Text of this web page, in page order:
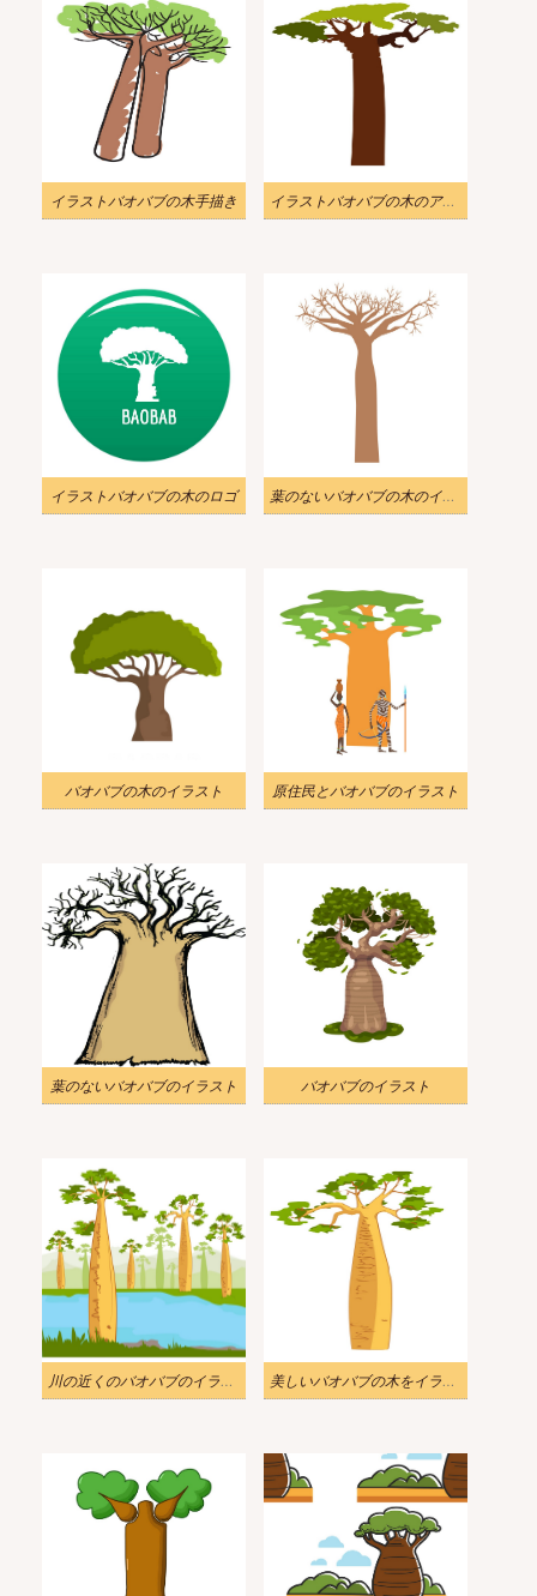
イラストバオバブの木手描き イラストバオバブの木のアイコン
イラストバオバブの木のロゴ 葉のないバオバブの木のイラスト
バオバブの木のイラスト 原住民とバオバブのイラスト
葉のないバオバブのイラスト バオバブのイラスト
川の近くのバオバブのイラスト 美しいバオバブの木をイラストします